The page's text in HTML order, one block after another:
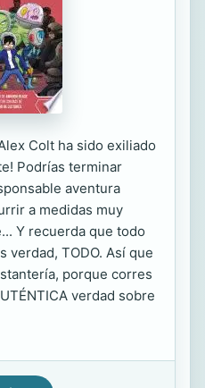
Colt ha sido exiliado
Podrías terminar
aventura
a medidas muy
Y recuerda que todo
verdad, TODO. Así que
porque corres
verdad sobre